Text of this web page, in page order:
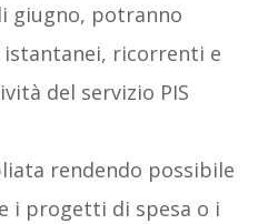
giugno, potranno
istantanei, ricorrenti e
del servizio PIS
rendendo possibile
i progetti di spesa o i